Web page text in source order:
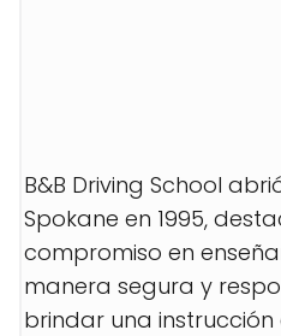
B&B Driving School
Spokane en 1995,
compromiso en
manera segura y
brindar una